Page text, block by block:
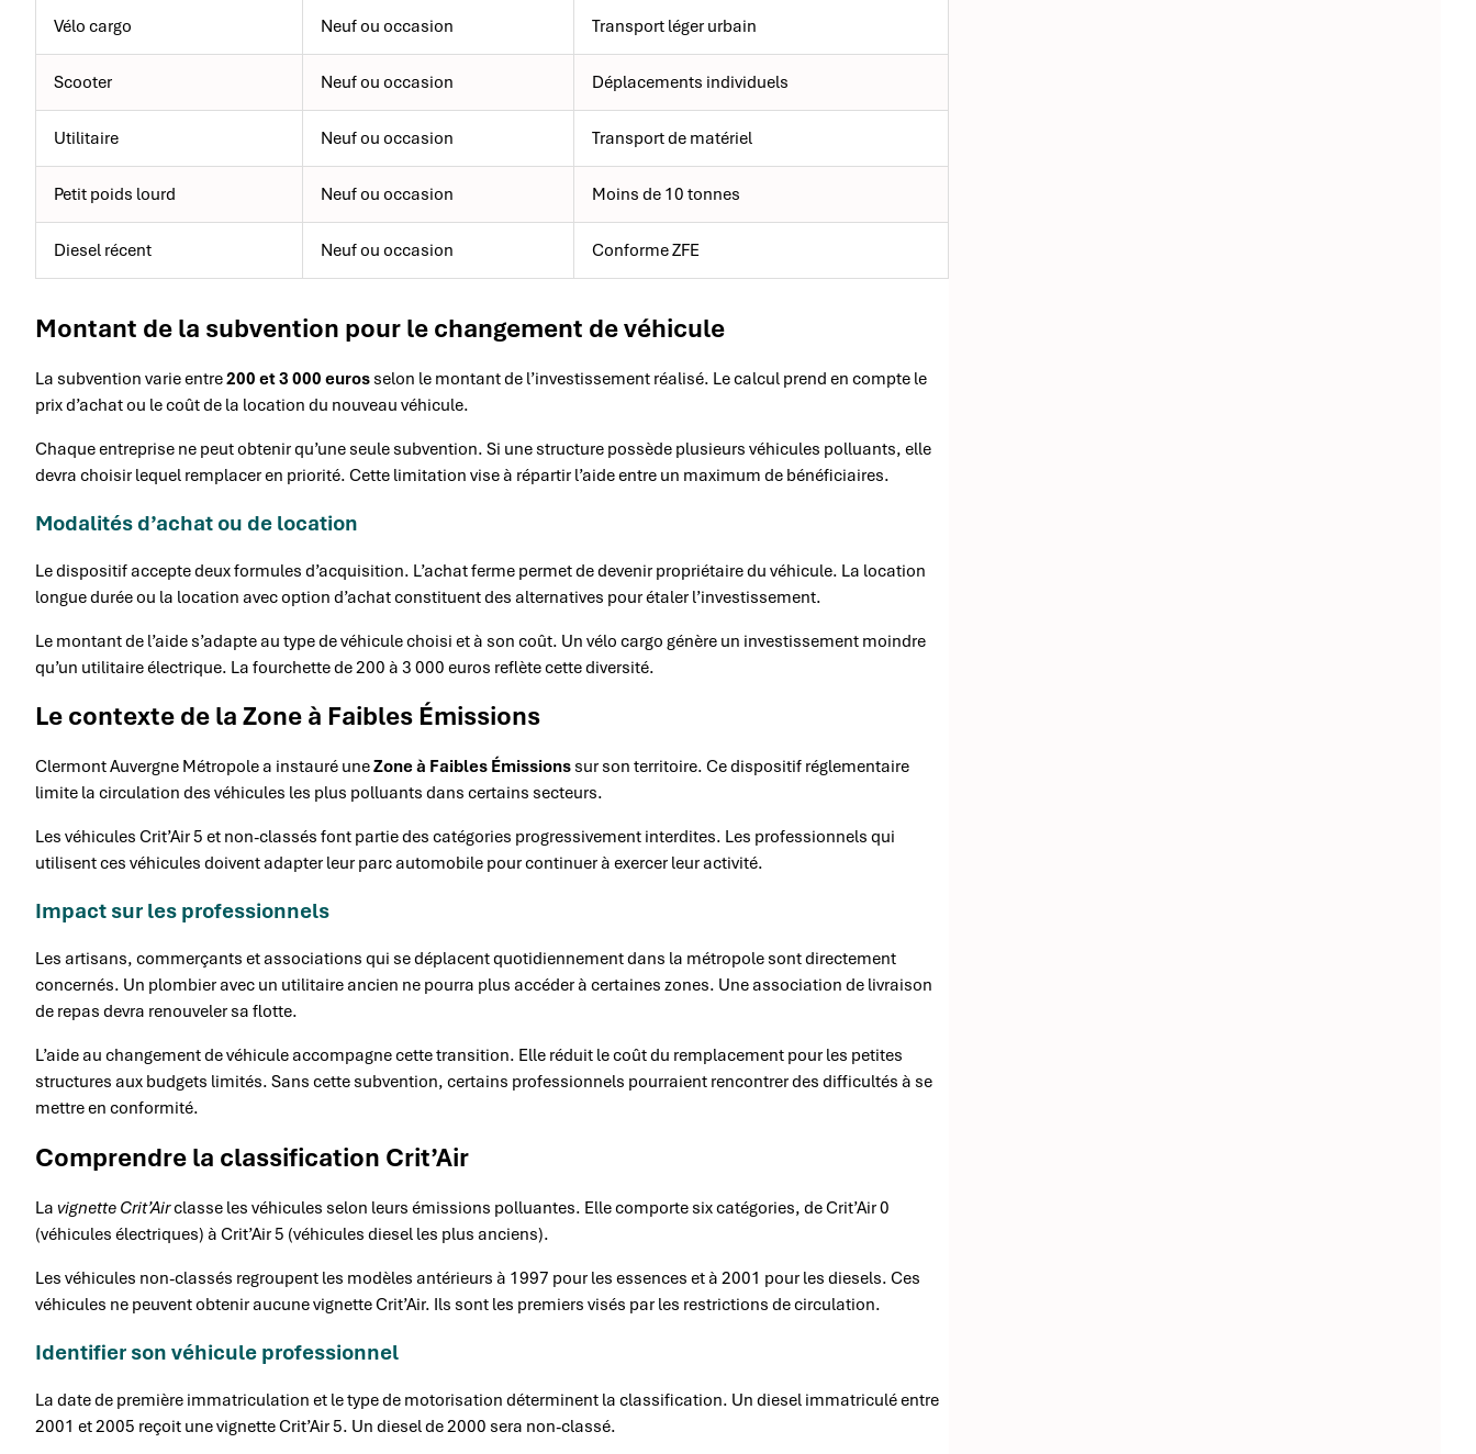
Vélo cargo Neuf ou occasion Transport léger urbain
Scooter Neuf ou occasion Déplacements individuels
Utilitaire Neuf ou occasion Transport de matériel
Petit poids lourd Neuf ou occasion Moins de 10 tonnes
Diesel récent Neuf ou occasion Conforme ZFE
Montant de la subvention pour le changement de véhicule
La subvention varie entre200 et 3 000 euros selon le montant de l’investissement réalisé. Le calcul prend en compte le
prix d’achat ou le coût de la location du nouveau véhicule.
Chaque entreprise ne peut obtenir qu’une seule subvention. Si une structure possède plusieurs véhicules polluants, elle
devra choisir lequel remplacer en priorité. Cette limitation vise à répartir l’aide entre un maximum de bénéficiaires.
Modalités d’achat ou de location
Le dispositif accepte deux formules d’acquisition. L’achat ferme permet de devenir propriétaire du véhicule. La location
longue durée ou la location avec option d’achat constituent des alternatives pour étaler l’investissement.
Le montant de l’aide s’adapte au type de véhicule choisi et à son coût. Un vélo cargo génère un investissement moindre
qu’un utilitaire électrique. La fourchette de 200 à 3 000 euros reflète cette diversité.
Le contexte de la Zone à Faibles Émissions
Clermont Auvergne Métropole a instauré uneZone à Faibles Émissions sur son territoire. Ce dispositif réglementaire
limite la circulation des véhicules les plus polluants dans certains secteurs.
Les véhicules Crit’Air 5 et non-classés font partie des catégories progressivement interdites. Les professionnels qui
utilisent ces véhicules doivent adapter leur parc automobile pour continuer à exercer leur activité.
Impact sur les professionnels
Les artisans, commerçants et associations qui se déplacent quotidiennement dans la métropole sont directement
concernés. Un plombier avec un utilitaire ancien ne pourra plus accéder à certaines zones. Une association de livraison
de repas devra renouveler sa flotte.
L’aide au changement de véhicule accompagne cette transition. Elle réduit le coût du remplacement pour les petites
structures aux budgets limités. Sans cette subvention, certains professionnels pourraient rencontrer des difficultés à se
mettre en conformité.
Comprendre la classification Crit’Air
La vignette Crit’Airclasse les véhicules selon leurs émissions polluantes. Elle comporte six catégories, de Crit’Air 0
(véhicules électriques) à Crit’Air 5 (véhicules diesel les plus anciens).
Les véhicules non-classés regroupent les modèles antérieurs à 1997 pour les essences et à 2001 pour les diesels. Ces
véhicules ne peuvent obtenir aucune vignette Crit’Air. Ils sont les premiers visés par les restrictions de circulation.
Identifier son véhicule professionnel
La date de première immatriculation et le type de motorisation déterminent la classification. Un diesel immatriculé entre
2001 et 2005 reçoit une vignette Crit’Air 5. Un diesel de 2000 sera non-classé.